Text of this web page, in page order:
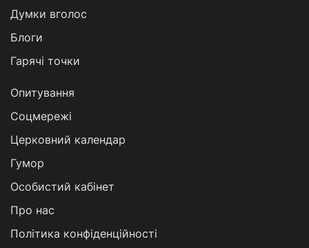
Думки вголос
Блоги
Гарячі точки
Опитування
Соцмережі
Церковний календар
Гумор
Особистий кабінет
Про нас
Політика конфіденційності